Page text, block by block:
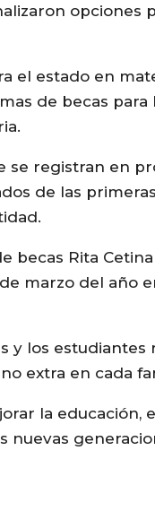
opciones
el estado en
de becas para
se registran en
de las
becas Rita
marzo del año
y los
extra en cada
la
nuevas